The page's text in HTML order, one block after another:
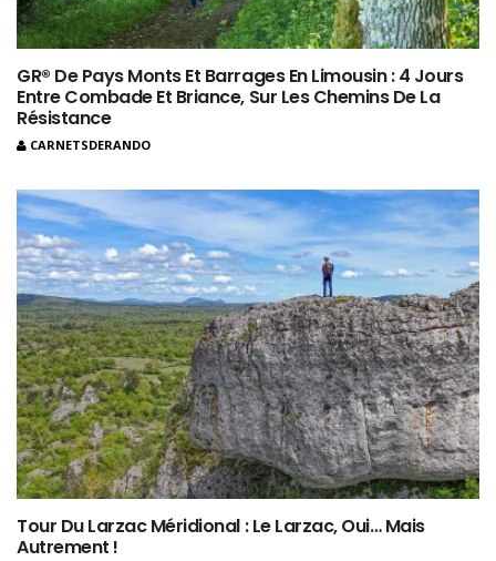
GR® De Pays Monts Et Barrages En Limousin : 4 Jours
Entre Combade Et Briance, Sur Les Chemins De La
Résistance
CARNETSDERANDO
Tour Du Larzac Méridional : Le Larzac, Oui… Mais
Autrement !